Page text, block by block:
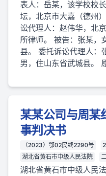
表人：岳某，该学校校
坛，北京市大嘉（德州
讼代理人：赵伟华，北
所律师。 被告：张某，
县。 委托诉讼代理人：
男，住山东省武城县。
某某公司与周某
事判决书
（2023）鄂02民终2290号
湖北省黄石市中级人民法院
湖北省黄石市中级人民